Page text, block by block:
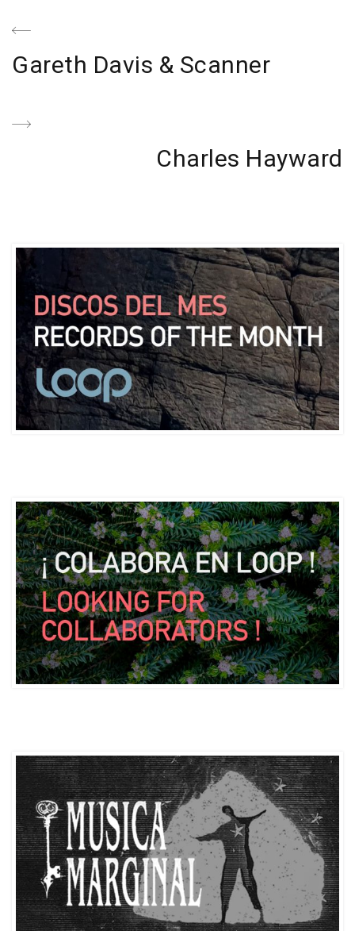
Navegación
de
entradas
Previous
Gareth Davis & Scanner
Next
Charles Hayward